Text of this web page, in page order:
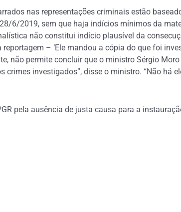
nas representações criminais estão
6/2019, sem que haja indícios mínimos da
não constitui indício plausível da
– ‘Ele mandou a cópia do que foi
não permite concluir que o ministro Sérgio
investigados”, disse o ministro. “Não há
pela ausência de justa causa para a